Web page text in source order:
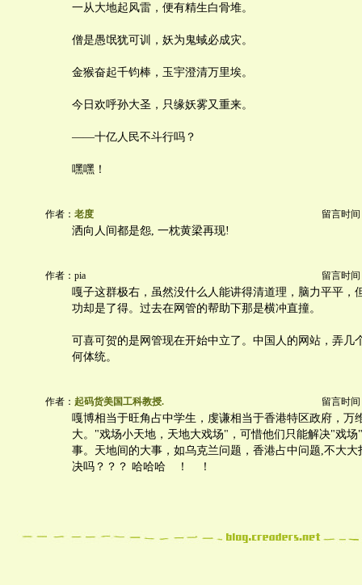
一从大地起风雷，便有精生白骨堆。
僧是愚氓犹可训，妖为鬼蜮必成灾。
金猴奋起千钧棒，玉宇澄清万里埃。
今日欢呼孙大圣，只缘妖雾又重来。
——十亿人民不斗行吗？
嘿嘿！
作者： 老度 留言时间
洒向人间都是怨, 一枕黄梁再现!
作者：pia 留言时间
嘎子这群极右，虽然没什么人能讲得清道理，脑力平平，
功却是了得。过去在网管的帮助下那是横冲直撞。
可喜可贺的是网管现在开始中立了。中国人的网站，弄几
何体统。
作者： 起码货美国工科教授. 留言时间
嘎博相当于旺角占中学生，虔谦相当于香港特区政府，万
大。"戏场小天地，天地大戏场"，可惜他们只能解决"戏场
事。天地间的大事，如乌克兰问题，香港占中问题,不大大
决吗？？？ 哈哈哈 ！ ！